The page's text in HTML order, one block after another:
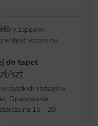
zapewni
wzoru na
do tapet
szt
rodzajów
Opakowanie
na 15 - 20